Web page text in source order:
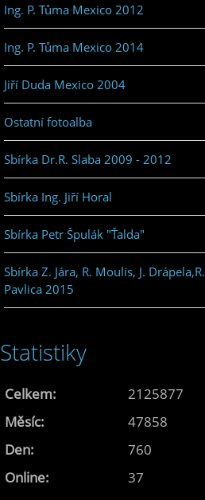
Ing. P. Tůma Mexico 2012
Ing. P. Tůma Mexico 2014
Jiří Duda Mexico 2004
Ostatní fotoalba
Sbírka Dr.R. Slaba 2009 - 2012
Sbírka Ing. Jiří Horal
Sbírka Petr Špulák "Ťalda"
Sbírka Z. Jára, R. Moulis, J. Drápela,R.
Pavlica 2015
Statistiky
Online: 37
Celkem:
2125877
Měsíc:
47858
Den:
760